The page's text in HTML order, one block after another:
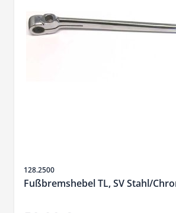
SKU
128.2500
Fußbremshebel TL, SV Stahl/